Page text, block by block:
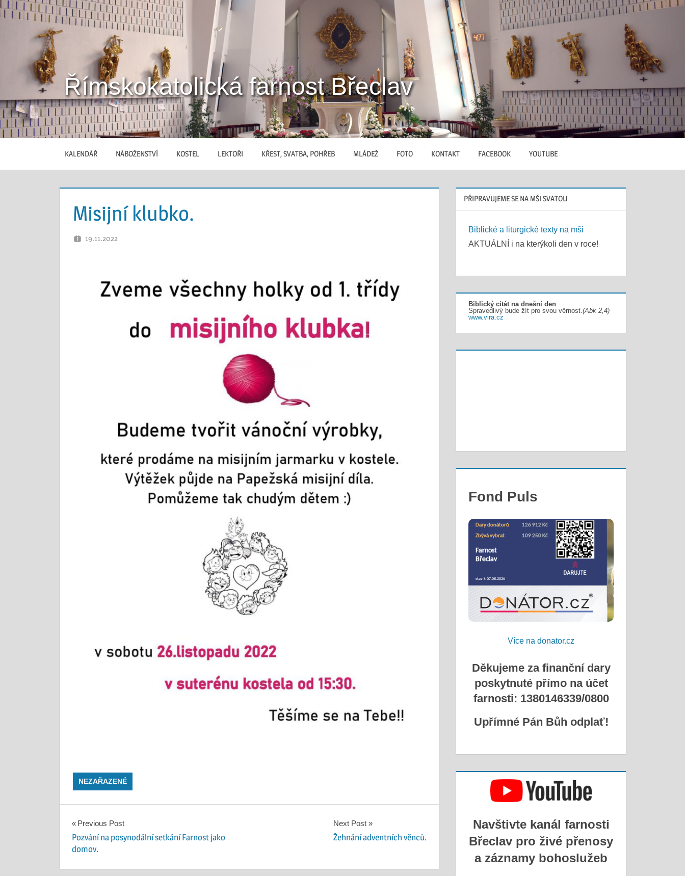
Skip
Římskokatolická farnost Břeclav
Stránky
římskokatolické
farnosti
Břeclav
KALENDÁŘ
NÁBOŽENSTVÍ KOSTEL LEKTOŘI KŘEST, SVATBA, POHŘEB MLÁDEŽ FOTO KONTAKT FACEBOOK YOUTUBE
Misijní klubko.
19.11.2022
NEZAŘAZENÉ
Navigace
pro
příspěvek
Previous Post
Pozvání na posynodální setkání Farnost jako
domov.
Next Post
Žehnání adventních věnců.
PŘIPRAVUJEME SE NA MŠI SVATOU
Biblické a liturgické texty na mši
AKTUÁLNÍ i na kterýkoli den v roce!
Biblický citát na dnešní den
Spravedlivý bude žít pro svou věrnost.(Abk 2,4)
www.vira.cz
Fond Puls
Více na donator.cz
Děkujeme za finanční dary
poskytnuté přímo na účet
farnosti: 1380146339/0800
Upřímné Pán Bůh odplať!
Navštivte kanál farnosti
Břeclav pro živé přenosy
a záznamy bohoslužeb